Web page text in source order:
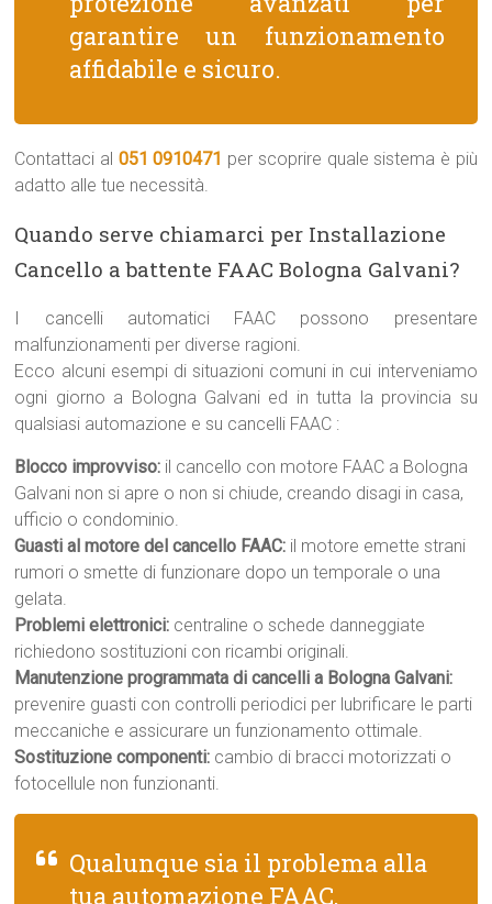
garantire un funzionamento
affidabile e sicuro.
Contattaci al 051 0910471 per scoprire quale sistema è più
adatto alle tue necessità.
Quando serve chiamarci per Installazione
Cancello a battente FAAC Bologna Galvani?
I cancelli automatici FAAC possono presentare
malfunzionamenti per diverse ragioni.
Ecco alcuni esempi di situazioni comuni in cui interveniamo
ogni giorno a Bologna Galvani ed in tutta la provincia su
qualsiasi automazione e su cancelli FAAC :
Blocco improvviso: il cancello con motore FAAC a Bologna
Galvani non si apre o non si chiude, creando disagi in casa,
ufficio o condominio.
Guasti al motore del cancello FAAC: il motore emette strani
rumori o smette di funzionare dopo un temporale o una
gelata.
Problemi elettronici: centraline o schede danneggiate
richiedono sostituzioni con ricambi originali.
Manutenzione programmata di cancelli a Bologna Galvani:
prevenire guasti con controlli periodici per lubrificare le parti
meccaniche e assicurare un funzionamento ottimale.
Sostituzione componenti: cambio di bracci motorizzati o
fotocellule non funzionanti.
Qualunque sia il problema alla
tua automazione FAAC,